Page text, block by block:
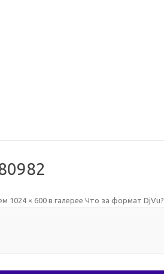
1024 × 600в галерее Что за формат DjVu?